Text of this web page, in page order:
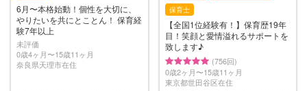
6月〜本格始動！個性を大切に、
やりたいを共にとことん！ 保育経
験7年以上
未評価
0歳4ヶ月〜15歳11ヶ月
奈良県天理市在住
保育士
【全国1位経験有！】保育歴19年
目！笑顔と愛情溢れるサポートを
致します♪
(756回)
0歳2ヶ月〜15歳11ヶ月
東京都世田谷区在住